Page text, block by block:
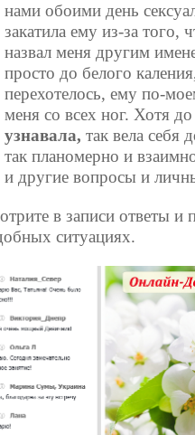
нами обоими день
закатила ему из-за
назвал меня другим
просто до белого
перехотелось, ему по-
меня со всех ног. Хотя до
узнавала, так вела себя
так планомерно и
и другие вопросы и
в записи ответы и
ситуациях.